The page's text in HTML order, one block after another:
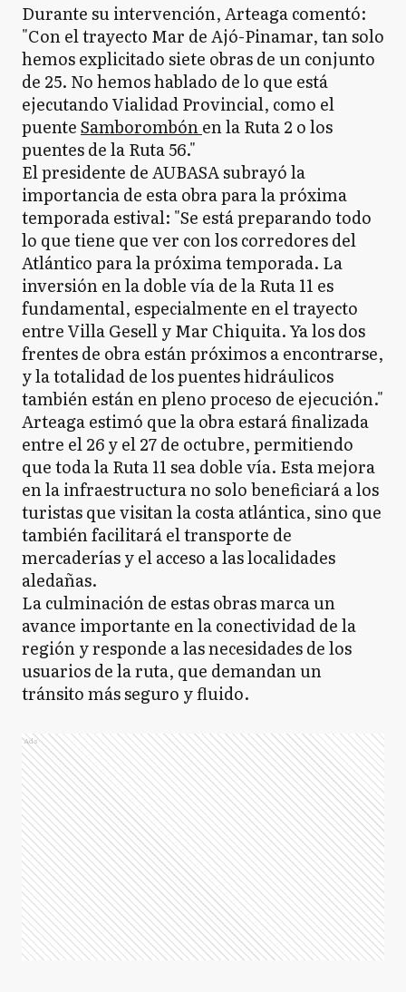
Durante su intervención, Arteaga comentó:
"Con el trayecto Mar de Ajó-Pinamar, tan solo
hemos explicitado siete obras de un conjunto
de 25. No hemos hablado de lo que está
ejecutando Vialidad Provincial, como el
puenteSamborombónen la Ruta 2 o los
puentes de la Ruta 56."
El presidente de AUBASA subrayó la
importancia de esta obra para la próxima
temporada estival: "Se está preparando todo
lo que tiene que ver con los corredores del
Atlántico para la próxima temporada. La
inversión en la doble vía de la Ruta 11 es
fundamental, especialmente en el trayecto
entre Villa Gesell y Mar Chiquita. Ya los dos
frentes de obra están próximos a encontrarse,
y la totalidad de los puentes hidráulicos
también están en pleno proceso de ejecución."
Arteaga estimó que la obra estará finalizada
entre el 26 y el 27 de octubre, permitiendo
que toda la Ruta 11 sea doble vía. Esta mejora
en la infraestructura no solo beneficiará a los
turistas que visitan la costa atlántica, sino que
también facilitará el transporte de
mercaderías y el acceso a las localidades
aledañas.
La culminación de estas obras marca un
avance importante en la conectividad de la
región y responde a las necesidades de los
usuarios de la ruta, que demandan un
tránsito más seguro y fluido.
Ads